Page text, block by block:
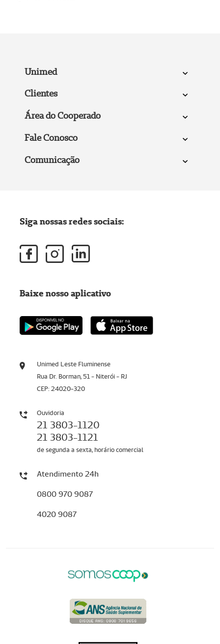
Unimed
Clientes
Área do Cooperado
Fale Conosco
Comunicação
Unimed Leste Fluminense
Rua Dr. Borman, 51 - Niterói - RJ
CEP: 24020-320
Ouvidoria
21 3803-1120
21 3803-1121
de segunda a sexta, horário comercial
Atendimento 24h
0800 970 9087
4020 9087
Siga nossas redes sociais:
Baixe nosso aplicativo